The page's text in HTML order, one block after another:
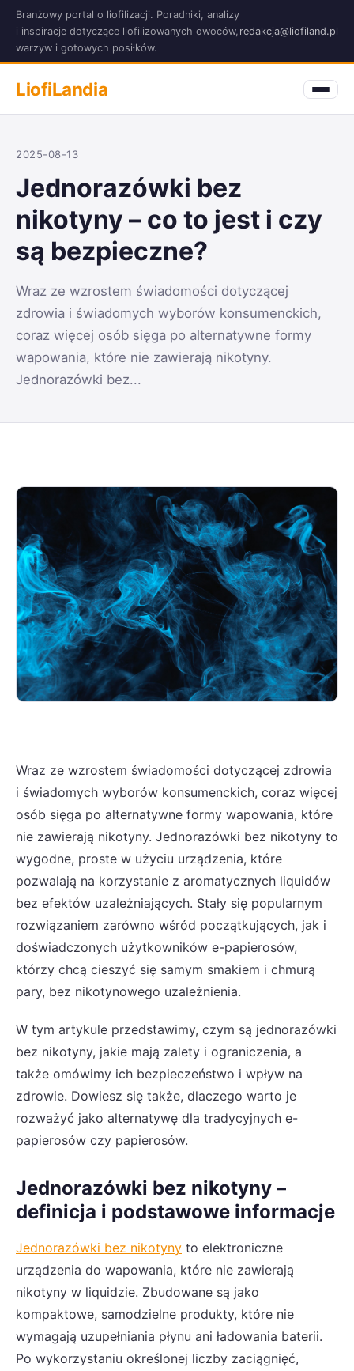
Branżowy portal o liofilizacji. Poradniki, analizy
i inspiracje dotyczące liofilizowanych owoców,
warzyw i gotowych posiłków.
redakcja@liofiland.pl
LiofiLandia
2025-08-13
Jednorazówki bez
nikotyny – co to jest i czy
są bezpieczne?
Wraz ze wzrostem świadomości dotyczącej
zdrowia i świadomych wyborów konsumenckich,
coraz więcej osób sięga po alternatywne formy
wapowania, które nie zawierają nikotyny.
Jednorazówki bez...
Wraz ze wzrostem świadomości dotyczącej zdrowia
i świadomych wyborów konsumenckich, coraz więcej
osób sięga po alternatywne formy wapowania, które
nie zawierają nikotyny. Jednorazówki bez nikotyny to
wygodne, proste w użyciu urządzenia, które
pozwalają na korzystanie z aromatycznych liquidów
bez efektów uzależniających. Stały się popularnym
rozwiązaniem zarówno wśród początkujących, jak i
doświadczonych użytkowników e-papierosów,
którzy chcą cieszyć się samym smakiem i chmurą
pary, bez nikotynowego uzależnienia.
W tym artykule przedstawimy, czym są jednorazówki
bez nikotyny, jakie mają zalety i ograniczenia, a
także omówimy ich bezpieczeństwo i wpływ na
zdrowie. Dowiesz się także, dlaczego warto je
rozważyć jako alternatywę dla tradycyjnych e-
papierosów czy papierosów.
Jednorazówki bez nikotyny –
definicja i podstawowe informacje
Jednorazówki bez nikotyny to elektroniczne
urządzenia do wapowania, które nie zawierają
nikotyny w liquidzie. Zbudowane są jako
kompaktowe, samodzielne produkty, które nie
wymagają uzupełniania płynu ani ładowania baterii.
Po wykorzystaniu określonej liczby zaciągnięć,